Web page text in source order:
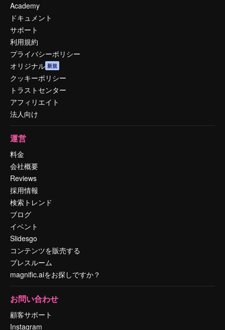
Academy
ドキュメント
サポート
利用規約
プライバシーポリシー
オリジナル 新規
クッキーポリシー
トラストセンター
アフィリエイト
法人向け
運営
料金
会社概要
Reviews
採用情報
検索トレンド
ブログ
イベント
Slidesgo
コンテンツを販売する
プレスルーム
magnific.aiをお探しですか？
お問い合わせ
顧客サポート
Instagram